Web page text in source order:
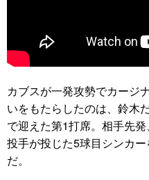
カブスが一発攻勢でカー
いをもたらしたのは、鈴木
で迎えた第1打席。相手先発
投手が投じた5球目シンカ
だ。